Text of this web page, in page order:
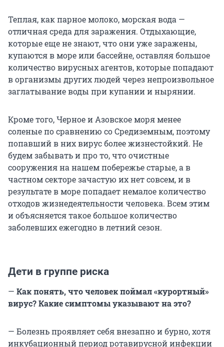
Теплая, как парное молоко, морская вода —
отличная среда для заражения. Отдыхающие,
которые еще не знают, что они уже заражены,
купаются в море или бассейне, оставляя большое
количество вирусных агентов, которые попадают
в организмы других людей через непроизвольное
заглатывание воды при купании и нырянии.
Кроме того, Черное и Азовское моря менее
соленые по сравнению со Средиземным, поэтому
попавший в них вирус более жизнестойкий. Не
будем забывать и про то, что очистные
сооружения на нашем побережье старые, а в
частном секторе зачастую их нет совсем, и в
результате в море попадает немалое количество
отходов жизнедеятельности человека. Всем этим
и объясняется такое большое количество
заболевших ежегодно в летний сезон.
Дети в группе риска
— Как понять, что человек поймал «курортный»
вирус? Какие симптомы указывают на это?
— Болезнь проявляет себя внезапно и бурно, хотя
инкубационный период ротавирусной инфекции